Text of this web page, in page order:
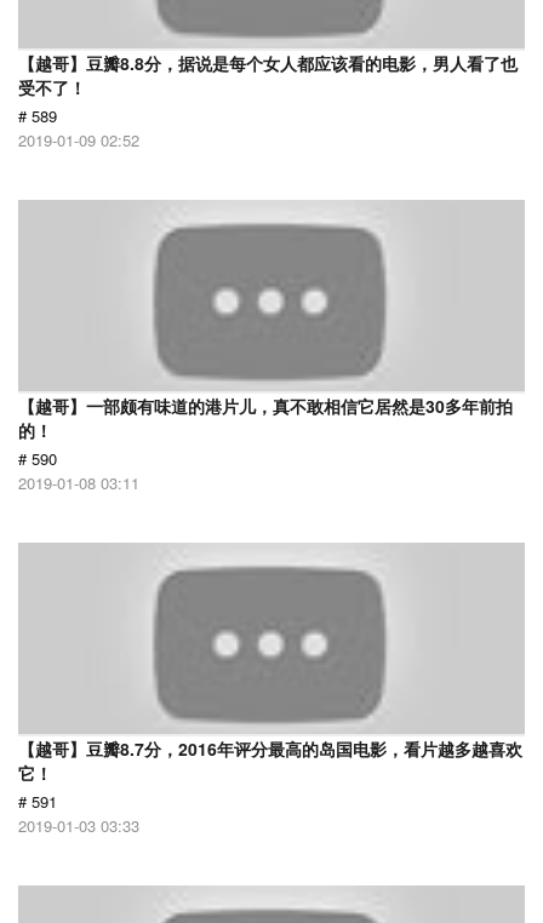
【越哥】豆瓣8.8分，据说是每个女人都应该看的电影，男人看了也
受不了！
# 589
2019-01-09 02:52
【越哥】一部颇有味道的港片儿，真不敢相信它居然是30多年前拍
的！
# 590
2019-01-08 03:11
【越哥】豆瓣8.7分，2016年评分最高的岛国电影，看片越多越喜欢
它！
# 591
2019-01-03 03:33